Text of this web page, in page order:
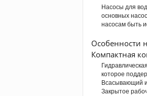
Насосы для
основных
насосам быть
Особенности
Компактная
которое
Всасывающий
Закрытое